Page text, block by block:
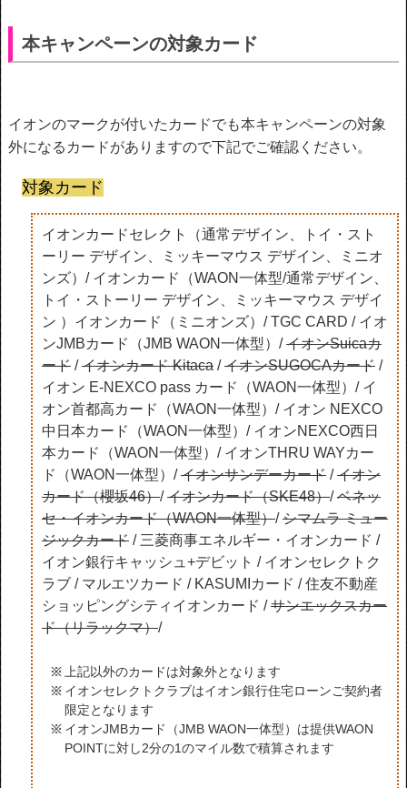
本キャンペーンの対象カード
イオンのマークが付いたカードでも本キャンペーンの対象
外になるカードがありますので下記でご確認ください。
対象カード
イオンカードセレクト（通常デザイン、トイ・スト
ーリー デザイン、ミッキーマウス デザイン、ミニオ
ンズ）/ イオンカード（WAON一体型/通常デザイン、
トイ・ストーリー デザイン、ミッキーマウス デザイ
ン ）イオンカード（ミニオンズ）/ TGC CARD / イオ
ンJMBカード（JMB WAON一体型）/イオンSuicaカ
ード /イオンカード Kitaca /イオンSUGOCAカード /
イオン E-NEXCO pass カード（WAON一体型）/ イ
オン首都高カード（WAON一体型）/ イオン NEXCO
中日本カード（WAON一体型）/ イオンNEXCO西日
本カード（WAON一体型）/ イオンTHRU WAYカー
ド（WAON一体型）/イオンサンデーカード /イオン
カード（櫻坂46）/イオンカード（SKE48）/ベネッ
セ・イオンカード（WAON一体型）/シマムラ ミュー
ジックカード / 三菱商事エネルギー・イオンカード /
イオン銀行キャッシュ+デビット / イオンセレクトク
ラブ / マルエツカード / KASUMIカード / 住友不動産
ショッピングシティイオンカード /サンエックスカー
ド（リラックマ）/
上記以外のカードは対象外となります
イオンセレクトクラブはイオン銀行住宅ローンご契約者
限定となります
イオンJMBカード（JMB WAON一体型）は提供WAON
POINTに対し2分の1のマイル数で積算されます